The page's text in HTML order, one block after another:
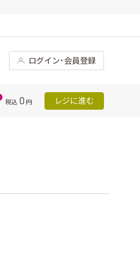
ログイン･会員登録
税込 0 円 レジに進む